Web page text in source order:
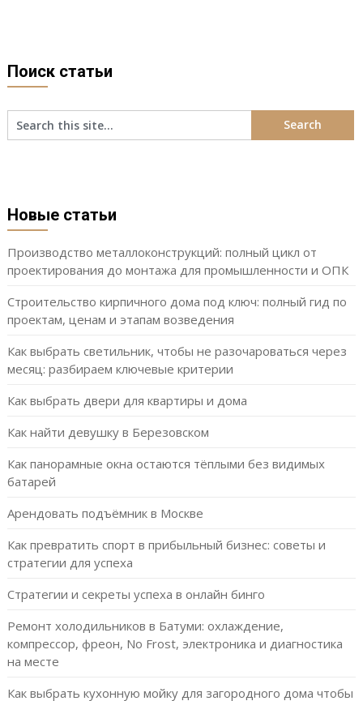
Поиск статьи
Новые статьи
Производство металлоконструкций: полный цикл от
проектирования до монтажа для промышленности и ОПК
Строительство кирпичного дома под ключ: полный гид по
проектам, ценам и этапам возведения
Как выбрать светильник, чтобы не разочароваться через
месяц: разбираем ключевые критерии
Как выбрать двери для квартиры и дома
Как найти девушку в Березовском
Как панорамные окна остаются тёплыми без видимых
батарей
Арендовать подъёмник в Москве
Как превратить спорт в прибыльный бизнес: советы и
стратегии для успеха
Стратегии и секреты успеха в онлайн бинго
Ремонт холодильников в Батуми: охлаждение,
компрессор, фреон, No Frost, электроника и диагностика
на месте
Как выбрать кухонную мойку для загородного дома чтобы